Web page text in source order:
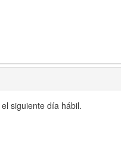
siguiente día hábil.